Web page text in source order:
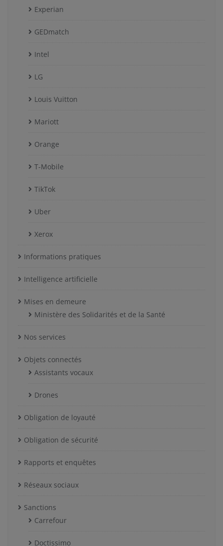
Experian
GEDmatch
Intel
LG
Louis Vuitton
Mariott
Orange
T-Mobile
TikTok
Uber
Xerox
Informations pratiques
Intelligence artificielle
Mises en demeure
Ministère des Solidarités et de la Santé
Nos services
Objets connectés
Assistants vocaux
Drones
Obligation de loyauté
Obligation de sécurité
Rapports et enquêtes
Réseaux sociaux
Sanctions
Carrefour
Doctissimo